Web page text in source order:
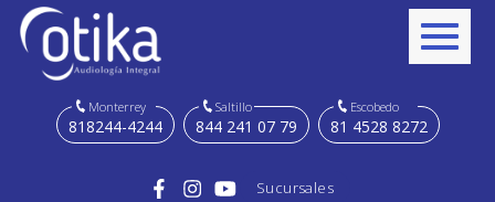
Monterrey
818244-4244
Saltillo
844 241 07 79
Escobedo
81 4528 8272
Sucursales